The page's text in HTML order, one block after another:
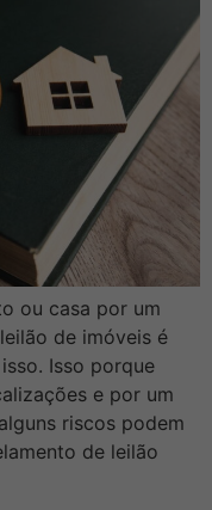
ou casa por um
de imóveis é
Isso porque
e por um
riscos podem
de leilão